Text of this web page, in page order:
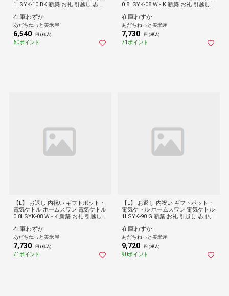
1LSYK-10 BK 新築 お礼 引越し 志 仏
在庫わずか
あだちねっと美米屋
6,540 円 (税込)
60ポイント
0.8LSYK-08 W - K 新築 お礼 引越し
在庫わずか
あだちねっと美米屋
7,730 円 (税込)
71ポイント
【L】 お返し 内祝い ギフトポット・
電気ケトル ホームスワン 電気ケトル
0.8LSYK-08 W - K 新築 お礼 引越し
在庫わずか
あだちねっと美米屋
7,730 円 (税込)
71ポイント
【L】 お返し 内祝い ギフトポット・
電気ケトル ホームスワン 電気ケトル
1LSYK-90 G 新築 お礼 引越し 志 仏
在庫わずか
あだちねっと美米屋
9,720 円 (税込)
90ポイント